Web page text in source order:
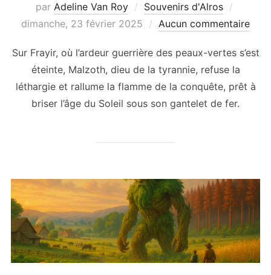
par Adeline Van Roy Souvenirs d'Alros
le
dimanche, 23 février 2025 Aucun commentaire
Sur Frayir, où l’ardeur guerrière des peaux-vertes s’est
éteinte, Malzoth, dieu de la tyrannie, refuse la
léthargie et rallume la flamme de la conquête, prêt à
briser l’âge du Soleil sous son gantelet de fer.